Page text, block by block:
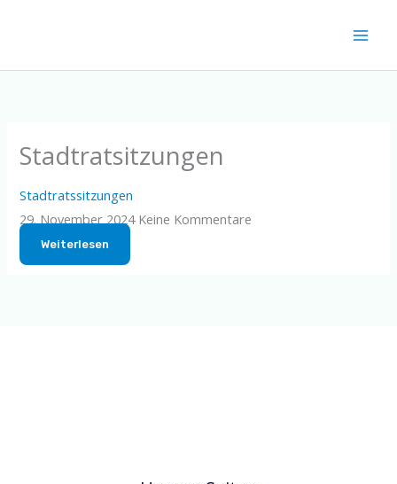
Stadtratsitzungen
Stadtratssitzungen
29. November 2024 Keine Kommentare
Weiterlesen